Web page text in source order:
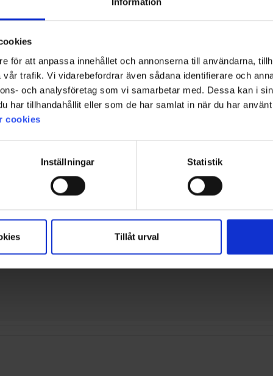
för att anpassa innehållet och annonserna till användarna,
trafik. Vi vidarebefordrar även sådana identifierare och
och analysföretag som vi samarbetar med. Dessa kan i
har tillhandahållit eller som de har samlat in när du har
cookies
Inställningar Statistik
Tillåt urval